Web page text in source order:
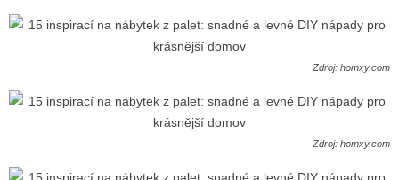
Zdroj: homxy.com
Zdroj: homxy.com